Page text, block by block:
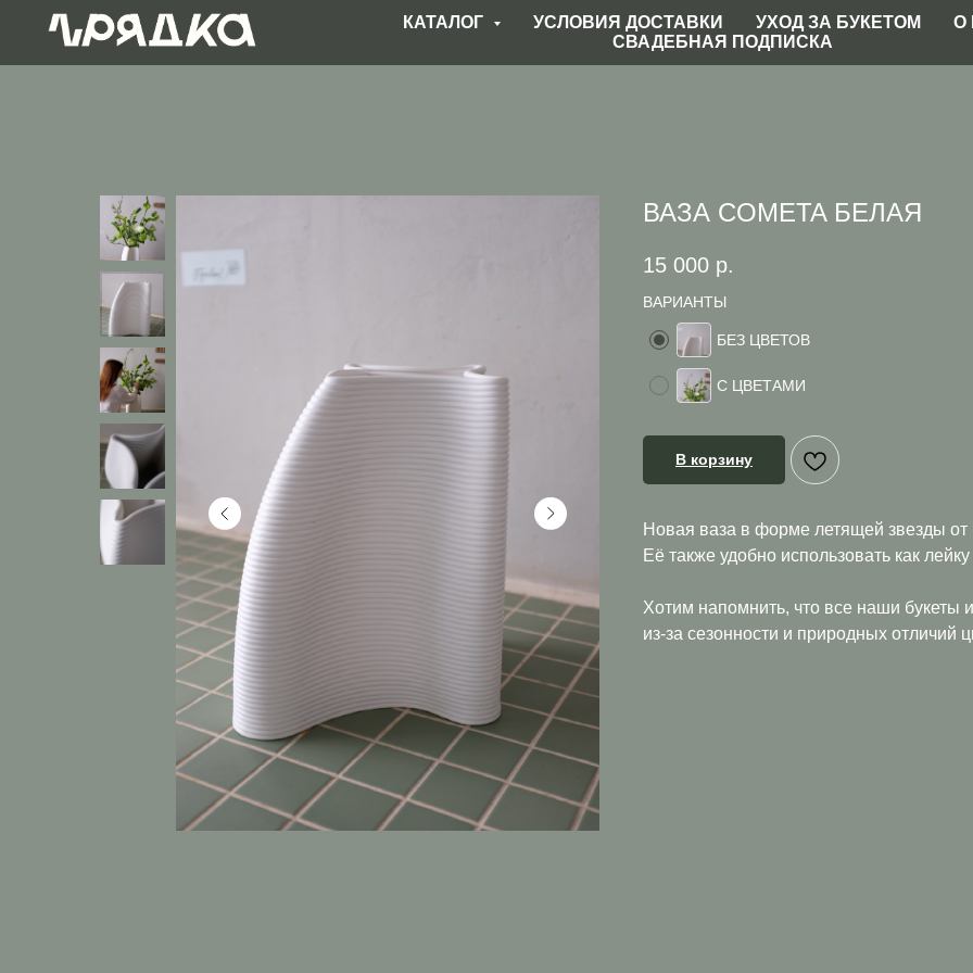
КАТАЛОГ УСЛОВИЯ ДОСТАВКИ УХОД ЗА БУКЕТОМ
О
СВАДЕБНАЯ ПОДПИСКА
ВАЗА COMETA БЕЛАЯ
15 000 р.
ВАРИАНТЫ
БЕЗ ЦВЕТОВ
С ЦВЕТАМИ
В корзину
Новая ваза в форме летящей звезды
Её также удобно использовать как
Хотим напомнить, что все наши букеты
из-за сезонности и природных отличий